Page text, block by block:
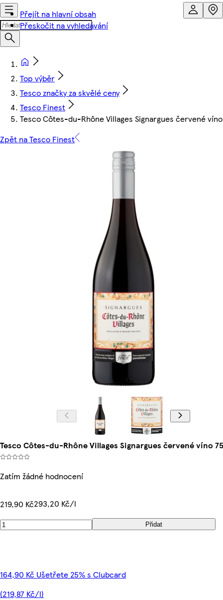
Přejít na hlavní obsah
Přeskočit na vyhledávání
Top výběr
Tesco značky za skvělé ceny
Tesco Finest
Tesco Côtes-du-Rhône Villages Signargues červené
Zpět na Tesco Finest
Tesco Côtes-du-Rhône Villages Signargues červené víno
Zatím žádné hodnocení
219,90 Kč293,20 Kč/l
Přidat
164,90 Kč Ušetřete 25% s Clubcard
(219,87 Kč/l)